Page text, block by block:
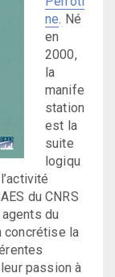
ne. Né
en
2000,
la
manife
station
est la
suite
logiqu
du CNRS
du
concrétise la
passion à